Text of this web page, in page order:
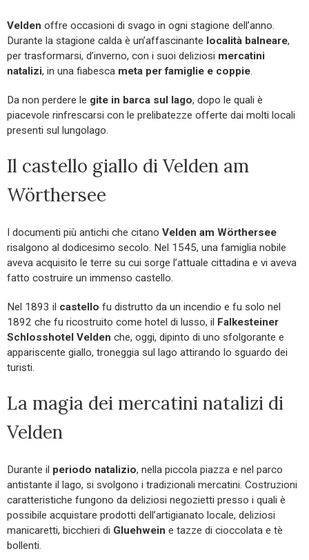
Velden offre occasioni di svago in ogni stagione dell’anno.
Durante la stagione calda è un’affascinante località balneare,
per trasformarsi, d’inverno, con i suoi deliziosi mercatini
natalizi, in una fiabesca meta per famiglie e coppie.
Da non perdere le gite in barca sul lago, dopo le quali è
piacevole rinfrescarsi con le prelibatezze offerte dai molti locali
presenti sul lungolago.
Il castello giallo di Velden am
Wörthersee
I documenti più antichi che citano Velden am Wörthersee
risalgono al dodicesimo secolo. Nel 1545, una famiglia nobile
aveva acquisito le terre su cui sorge l’attuale cittadina e vi aveva
fatto costruire un immenso castello.
Nel 1893 il castello fu distrutto da un incendio e fu solo nel
1892 che fu ricostruito come hotel di lusso, il Falkesteiner
Schlosshotel Velden che, oggi, dipinto di uno sfolgorante e
appariscente giallo, troneggia sul lago attirando lo sguardo dei
turisti.
La magia dei mercatini natalizi di
Velden
Durante il periodo natalizio, nella piccola piazza e nel parco
antistante il lago, si svolgono i tradizionali mercatini. Costruzioni
caratteristiche fungono da deliziosi negozietti presso i quali è
possibile acquistare prodotti dell’artigianato locale, deliziosi
manicaretti, bicchieri di Gluehwein e tazze di cioccolata e tè
bollenti.